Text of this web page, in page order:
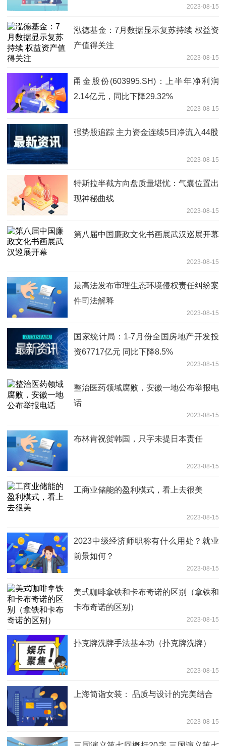
2023-08-15
泓德基金：7月数据显示复苏持续 权益资
产值得关注
2023-08-15
甬金股份(603995.SH)：上半年净利润
2.14亿元，同比下降29.32%
2023-08-15
强势股追踪 主力资金连续5日净流入44股
2023-08-15
特斯拉半截方向盘质量堪忧：气囊位置出
现神秘曲线
2023-08-15
第八届中国廉政文化书画展武汉巡展开幕
2023-08-15
最高法发布审理生态环境侵权责任纠纷案
件司法解释
2023-08-15
国家统计局：1-7月份全国房地产开发投
资67717亿元 同比下降8.5%
2023-08-15
整治医药领域腐败，安徽一地公布举报电
话
2023-08-15
布林肯祝贺韩国，只字未提日本责任
2023-08-15
工商业储能的盈利模式，看上去很美
2023-08-15
2023中级经济师职称有什么用处？就业
前景如何？
2023-08-15
美式咖啡拿铁和卡布奇诺的区别（拿铁和
卡布奇诺的区别）
2023-08-15
扑克牌洗牌手法基本功（扑克牌洗牌）
2023-08-15
上海简诣女装： 品质与设计的完美结合
2023-08-15